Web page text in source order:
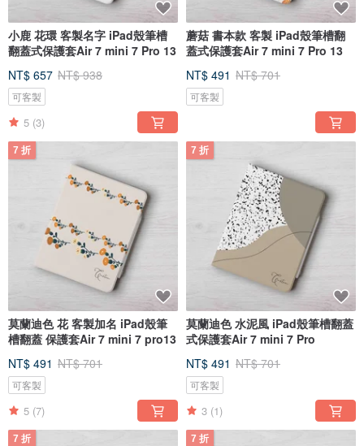
小鹿 花環 客製名字 iPad殼筆槽
翻蓋式保護套Air 7 mini 7 Pro 13
NT$ 657 NT$ 938
可客製
5 (3)
蘑菇 書本款 客製 iPad殼筆槽翻
蓋式保護套Air 7 mini 7 Pro 13
NT$ 491 NT$ 701
可客製
7 折
莫蘭迪色 花 客製加名 iPad殼筆
槽翻蓋 保護套Air 7 mini 7 pro13
NT$ 491 NT$ 701
可客製
5 (7)
7 折
莫蘭迪色 水泥風 iPad殼筆槽翻蓋
式保護套Air 7 mini 7 Pro
NT$ 491 NT$ 701
可客製
3 (1)
7 折 7 折